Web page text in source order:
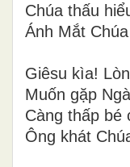
Chúa thấu
Ánh Mắt
Giêsu kìa!
Muốn gặp
Càng thấp bé
Ông khát